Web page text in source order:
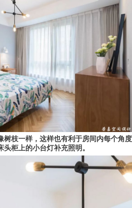
树枝一样，这样也有利于房间内每个角度
柜上的小台灯补充照明。